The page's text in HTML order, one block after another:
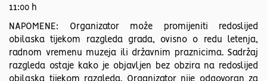
11:00 h
NAPOMENE: Organizator može promijeniti redoslijed
obilaska tijekom razgleda grada, ovisno o redu letenja,
radnom vremenu muzeja ili državnim praznicima. Sadržaj
razgleda ostaje kako je objavljen bez obzira na redoslijed